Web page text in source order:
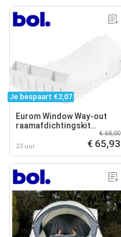
Je bespaart €2,07
Eurom Window Way-out
raamafdichtingskit
mobiele airco - voor draai-
kiepramen en dakramen
23 uur
€ 68,00
€ 65,93